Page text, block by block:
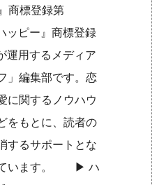
商標登録第
ッピー』商標登録
運用するメディア
」編集部です。恋
に関するノウハウ
をもとに、読者の
するサポートとな
ています。 ▶︎ハ